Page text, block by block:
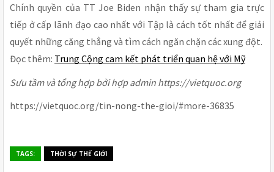
Chính quyền của TT Joe Biden nhận thấy sự tham gia trực
tiếp ở cấp lãnh đạo cao nhất với Tập là cách tốt nhất để giải
quyết những căng thẳng và tìm cách ngăn chặn các xung đột.
Đọc thêm: Trung Cộng cam kết phát triển quan hệ với Mỹ
Sưu tầm và tổng hợp bởi hợp admin https://vietquoc.org
https://vietquoc.org/tin-nong-the-gioi/#more-36835
TAGS: THỜI SỰ THẾ GIỚI